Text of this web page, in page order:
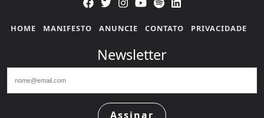
HOME MANIFESTO ANUNCIE CONTATO PRIVACIDADE
Newsletter